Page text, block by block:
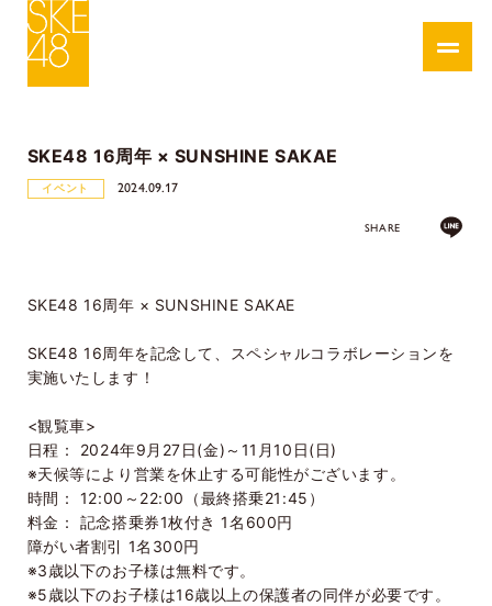
SKE48 16周年 × SUNSHINE SAKAE
イベント 2024.09.17
SHARE
SKE48 16周年 × SUNSHINE SAKAE
SKE48 16周年を記念して、スペシャルコラボレーションを
実施いたします！
<観覧車>
日程：
2024年9月27日(金)～11月10日(日)
※天候等により営業を休止する可能性がございます。
時間：
12:00～22:00（最終搭乗21:45）
料金：
記念搭乗券1枚付き 1名600円
障がい者割引 1名300円
※3歳以下のお子様は無料です。
※5歳以下のお子様は16歳以上の保護者の同伴が必要です。